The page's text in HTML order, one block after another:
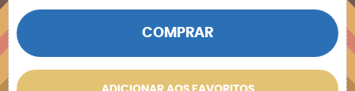
COMPRAR